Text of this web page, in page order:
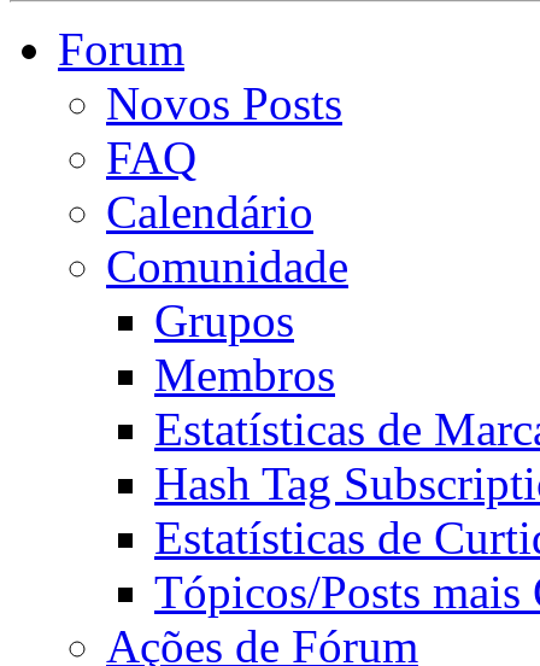
Forum
Novos Posts
FAQ
Calendário
Comunidade
Grupos
Membros
Estatísticas de
Hash Tag
Estatísticas de
Tópicos/Posts mais
Ações de Fórum